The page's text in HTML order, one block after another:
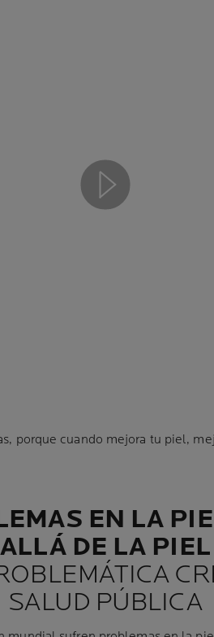
Play video
porque cuando mejora tu piel,
EN LA
ALLÁ DE LA PIEL
SALUD PÚBLICA